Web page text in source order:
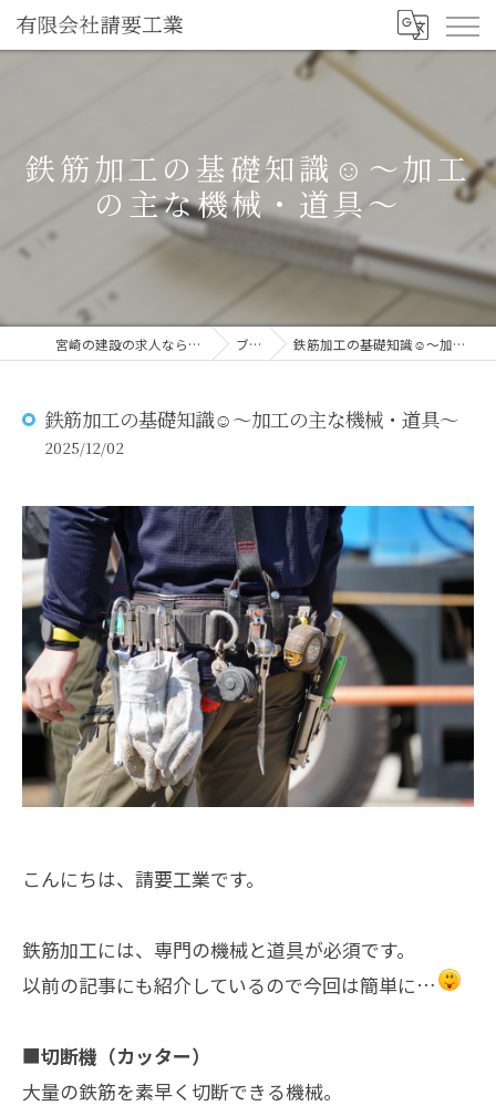
鉄筋加工の基礎知識☺～加工
の主な機械・道具～
宮崎の建設の求人なら有限会社請要工業 ブログ 鉄筋加工の基礎知識☺～加工の主な機械・道具～
鉄筋加工の基礎知識☺～加工の主な機械・道具～
2025/12/02
こんにちは、請要工業です。
鉄筋加工には、専門の機械と道具が必須です。
以前の記事にも紹介しているので今回は簡単に…
■切断機（カッター）
大量の鉄筋を素早く切断できる機械。